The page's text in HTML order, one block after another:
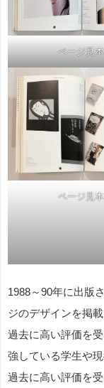
ページ見
ページ見
1988～90年に出版
ジのデザインを掲載
過去に高い評価を
強している学生や
過去に高い評価を